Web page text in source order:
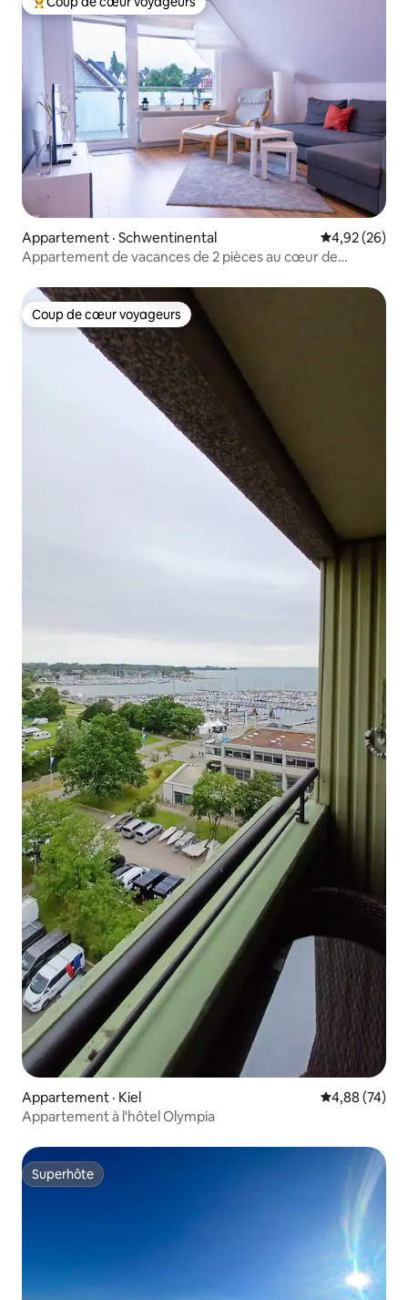
Coup de cœur voyageurs parmi les plus aimés
Appartement · Schwentinental Note
4,92 (26)
Appartement de vacances de 2 pièces au cœur de
Coup de cœur voyageurs
Coup de cœur voyageurs
Appartement · Kiel Note
4,88 (74)
Appartement à l'hôtel Olympia
Superhôte
Superhôte